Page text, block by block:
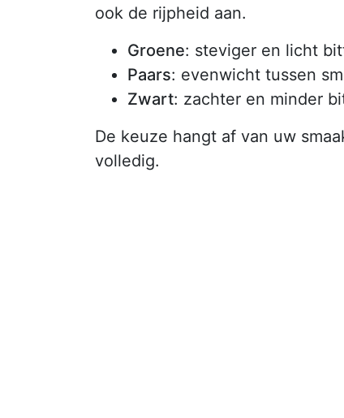
ook de rijpheid aan.
Groene: steviger en licht
Paars: evenwicht tussen
Zwart: zachter en minder
De keuze hangt af van uw
volledig.